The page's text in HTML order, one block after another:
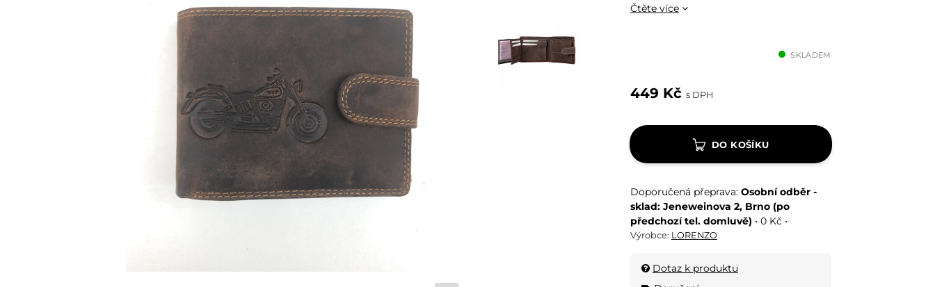
Čtěte více
SKLADEM
449 Kč s DPH
DO KOŠÍKU
Osobní odběr -
sklad: Jeneweinova 2, Brno (po
předchozí tel. domluvě) • 0 Kč •
Výrobce: LORENZO
Dotaz k produktu